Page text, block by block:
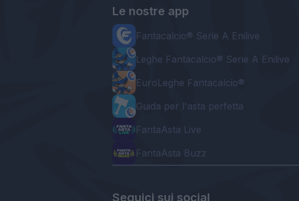
Le nostre app
Fantacalcio® Serie A Enilive
Leghe Fantacalcio® Serie A Enilive
EuroLeghe Fantacalcio®
Guida per l'asta perfetta
FantaAsta Live
FantaAsta Buzz
Seguici sui social